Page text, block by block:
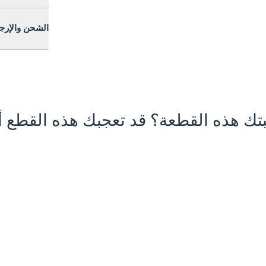
الشحن
هذه القطعة؟ قد تعجبك هذه القطع